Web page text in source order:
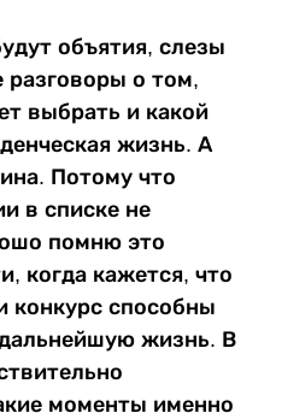
объятия, слезы
разговоры о том,
выбрать и какой
жизнь. А
Потому что
в списке не
помню это
когда кажется, что
конкурс способны
жизнь. В
моменты именно